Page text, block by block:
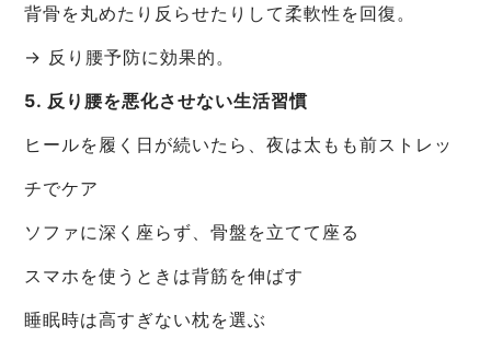
背骨を丸めたり反らせたりして柔軟性を回復。
→ 反り腰予防に効果的。
5. 反り腰を悪化させない生活習慣
ヒールを履く日が続いたら、夜は太もも前ストレッ
チでケア
ソファに深く座らず、骨盤を立てて座る
スマホを使うときは背筋を伸ばす
睡眠時は高すぎない枕を選ぶ